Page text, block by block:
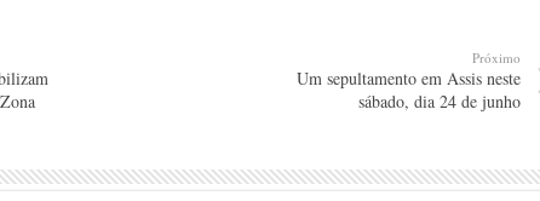
Próximo
Um sepultamento em Assis neste
sábado, dia 24 de junho